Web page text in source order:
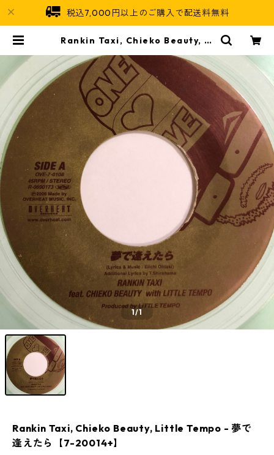
税込7,000円以上のご購入で配送料無料
Rankin Taxi, Chieko Beauty, Li
0014+】 | Jamaican Soul
1/1
Rankin Taxi, Chieko Beauty, Little Tempo - 夢で
逢えたら【7-20014+】